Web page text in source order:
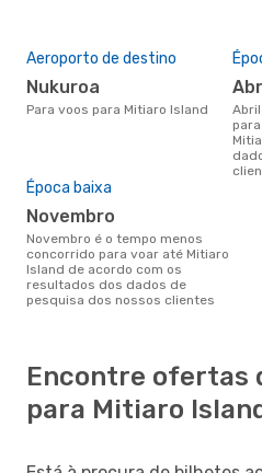
Aeroporto de destino
Nukuroa
Para voos para Mitiaro Island
abril é a altura mais concorrida
Época baixa
novembro
novembro é o tempo menos
concorrido para voar até Mitiaro
Island de acordo com os
resultados dos dados de
pesquisa dos nossos clientes
Encontre ofertas
para Mitiaro